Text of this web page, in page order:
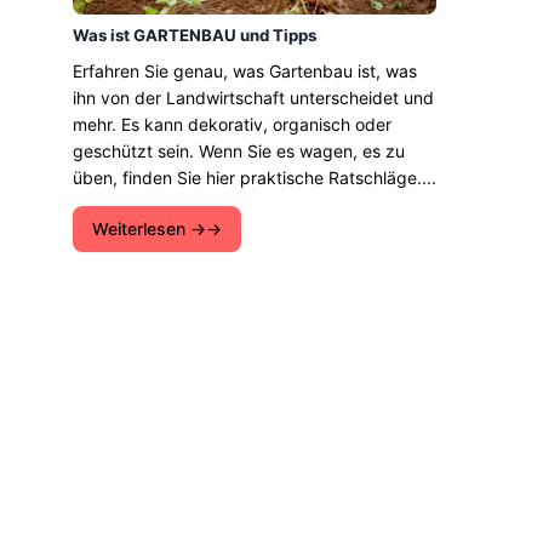
Was ist GARTENBAU und Tipps
Erfahren Sie genau, was Gartenbau ist, was
ihn von der Landwirtschaft unterscheidet und
mehr. Es kann dekorativ, organisch oder
geschützt sein. Wenn Sie es wagen, es zu
üben, finden Sie hier praktische Ratschläge....
Weiterlesen →